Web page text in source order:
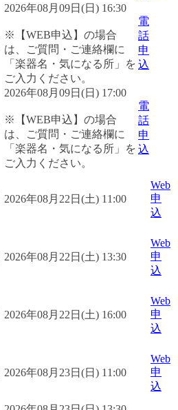
2026年08月09日(日) 16:30
※【WEB申込】の場合
は、ご質問・ご連絡欄に
「楽器名・気になる所」を
ご入力ください。
電
話
申
込
2026年08月09日(日) 17:00
※【WEB申込】の場合
は、ご質問・ご連絡欄に
「楽器名・気になる所」を
ご入力ください。
電
話
申
込
2026年08月22日(土) 11:00
Web
申
込
2026年08月22日(土) 13:30
Web
申
込
2026年08月22日(土) 16:00
Web
申
込
2026年08月23日(日) 11:00
Web
申
込